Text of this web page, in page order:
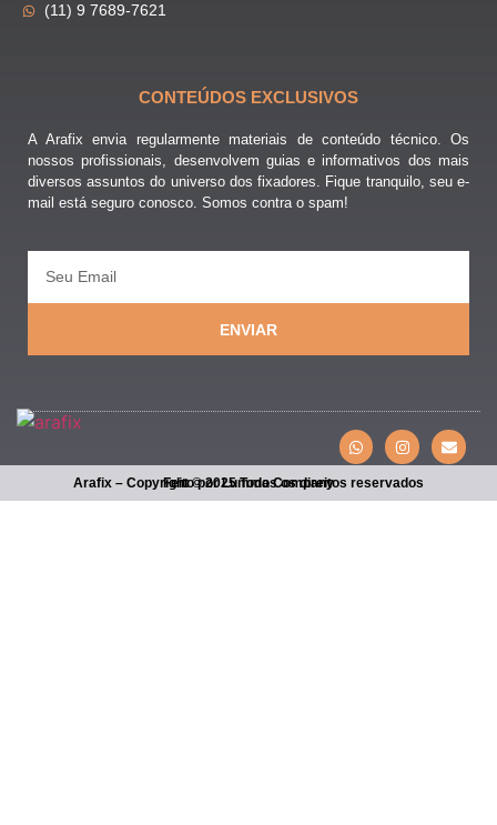
(11) 9 7689-7621
CONTEÚDOS EXCLUSIVOS
A Arafix envia regularmente materiais de conteúdo técnico. Os
nossos profissionais, desenvolvem guias e informativos dos mais
diversos assuntos do universo dos fixadores. Fique tranquilo, seu e-
mail está seguro conosco. Somos contra o spam!
ENVIAR
Arafix – Copyright © 2025 Todos os direitos reservados
Feito por Lumma Company